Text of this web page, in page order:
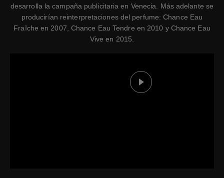
Ver el vídeo
desarrolla la campaña publicitaria en Venecia. Más adelante se
producirían reinterpretaciones del perfume: Chance Eau
Fraîche en 2007, Chance Eau Tendre en 2010 y Chance Eau
Vive en 2015.